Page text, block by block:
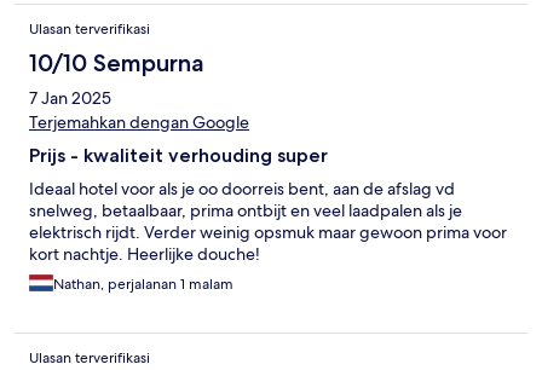
Ulasan terverifikasi
10/10 Sempurna
7 Jan 2025
Terjemahkan dengan Google
Prijs - kwaliteit verhouding super
Ideaal hotel voor als je oo doorreis bent, aan de afslag vd
snelweg, betaalbaar, prima ontbijt en veel laadpalen als je
elektrisch rijdt. Verder weinig opsmuk maar gewoon prima voor
kort nachtje. Heerlijke douche!
Nathan, perjalanan 1 malam
Ulasan terverifikasi